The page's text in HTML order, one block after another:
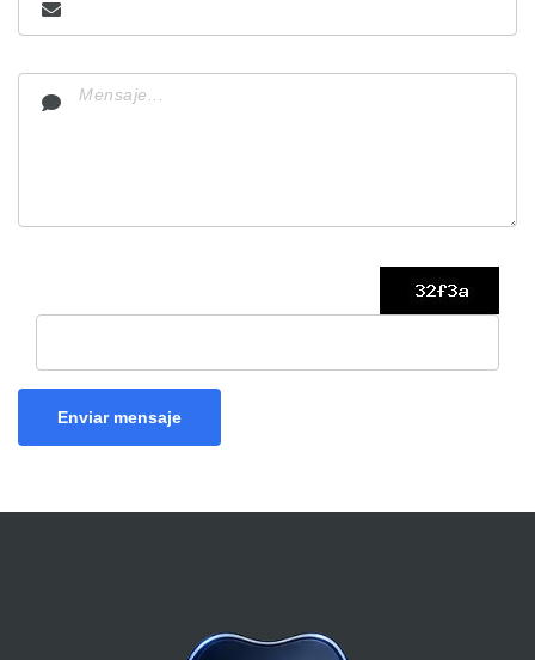
Enviar mensaje